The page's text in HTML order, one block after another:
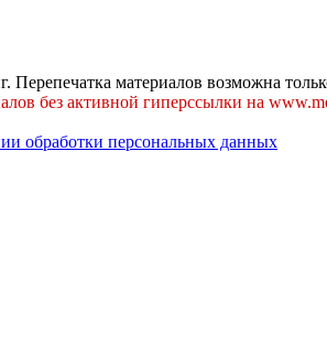
материалов возможна
без активной гиперссылки на
обработки персональных данных